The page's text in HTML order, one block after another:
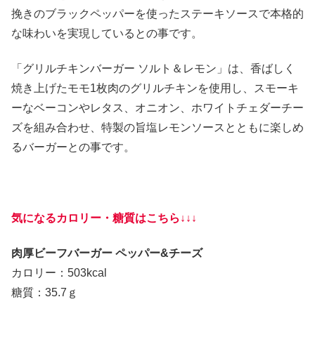
挽きのブラックペッパーを使ったステーキソースで本格的
な味わいを実現しているとの事です。
「グリルチキンバーガー ソルト＆レモン」は、香ばしく
焼き上げたモモ1枚肉のグリルチキンを使用し、スモーキ
ーなベーコンやレタス、オニオン、ホワイトチェダーチー
ズを組み合わせ、特製の旨塩レモンソースとともに楽しめ
るバーガーとの事です。
気になるカロリー・糖質はこちら↓↓↓
肉厚ビーフバーガー ペッパー&チーズ
カロリー：503kcal
糖質：35.7ｇ